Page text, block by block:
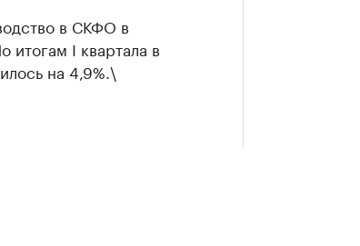
в СКФО в
итогам I квартала в
на 4,9%.\